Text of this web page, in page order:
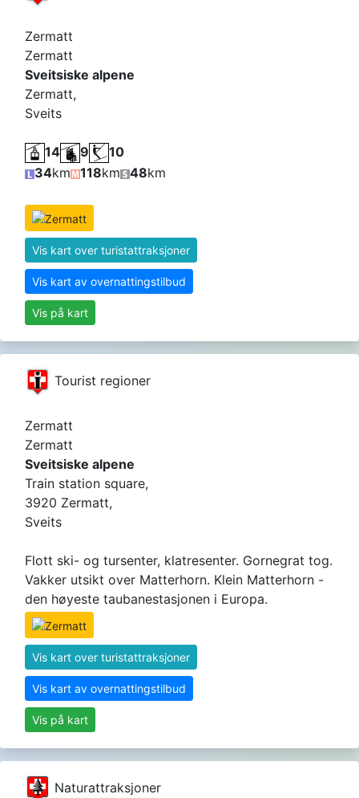
Zermatt
Zermatt
Sveitsiske alpene
Zermatt,
Sveits
14 9
10
34km 118km 48km
Vis kart over turistattraksjoner
Vis kart av overnattingstilbud
Vis på kart
Tourist regioner
Zermatt
Zermatt
Sveitsiske alpene
Train station square,
3920 Zermatt,
Sveits
Flott ski- og tursenter, klatresenter. Gornegrat tog.
Vakker utsikt over Matterhorn. Klein Matterhorn -
den høyeste taubanestasjonen i Europa.
Vis kart over turistattraksjoner
Vis kart av overnattingstilbud
Vis på kart
Naturattraksjoner